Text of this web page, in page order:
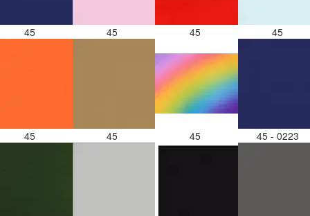
45 45 45 45
45 45 45 45 - 0223